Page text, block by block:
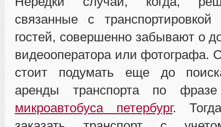
связанные с
гостей, совершенно забывают о
видеооператора или фотографа.
стоит подумать еще до
аренды транспорта по
микроавтобуса петербург.